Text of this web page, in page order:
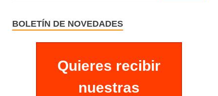
BOLETÍN DE NOVEDADES
Quieres recibir
nuestras